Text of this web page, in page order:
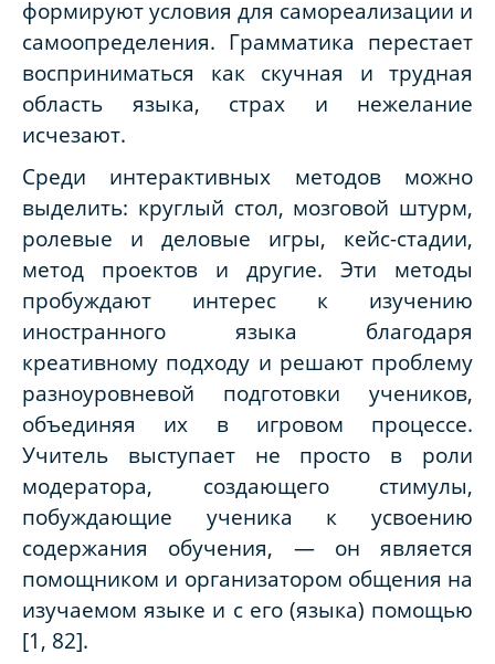
формируют условия для самореализации и
самоопределения. Грамматика перестает
восприниматься как скучная и трудная
область языка, страх и нежелание
исчезают.
Среди интерактивных методов можно
выделить: круглый стол, мозговой штурм,
ролевые и деловые игры, кейс-стадии,
метод проектов и другие. Эти методы
пробуждают интерес к изучению
иностранного языка благодаря
креативному подходу и решают проблему
разноуровневой подготовки учеников,
объединяя их в игровом процессе.
Учитель выступает не просто в роли
модератора, создающего стимулы,
побуждающие ученика к усвоению
содержания обучения, — он является
помощником и организатором общения на
изучаемом языке и с его (языка) помощью
[1, 82].